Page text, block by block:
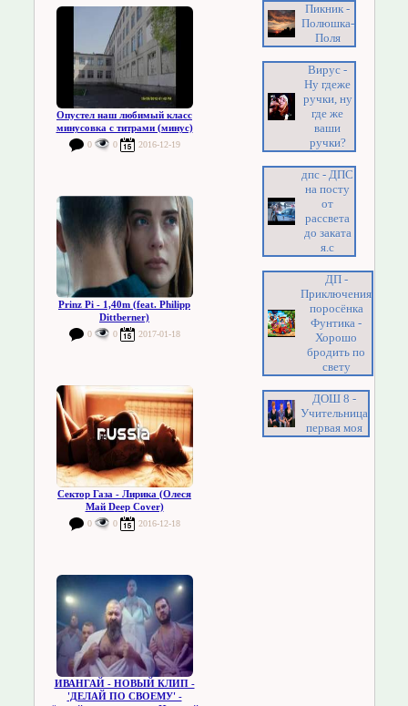
Опустел наш любимый класс
минусовка с титрами (минус)
0 0 2016-12-19
Prinz Pi - 1,40m (feat. Philipp
Dittberner)
0 0 2017-01-18
Сектор Газа - Лирика (Олеся
Май Deep Cover)
0 0 2016-12-18
ИВАНГАЙ - НОВЫЙ КЛИП -
'ДЕЛАЙ ПО СВОЕМУ' -
Пикник -
Полюшка-
Поля
Вирус -
Ну гдеже
ручки, ну
где же
ваши
ручки?
дпс - ДПС
на посту
от
рассвета
до заката
я.с
ДП -
Приключения
поросёнка
Фунтика -
Хорошо
бродить по
свету
ДОШ 8 -
Учительница
первая моя